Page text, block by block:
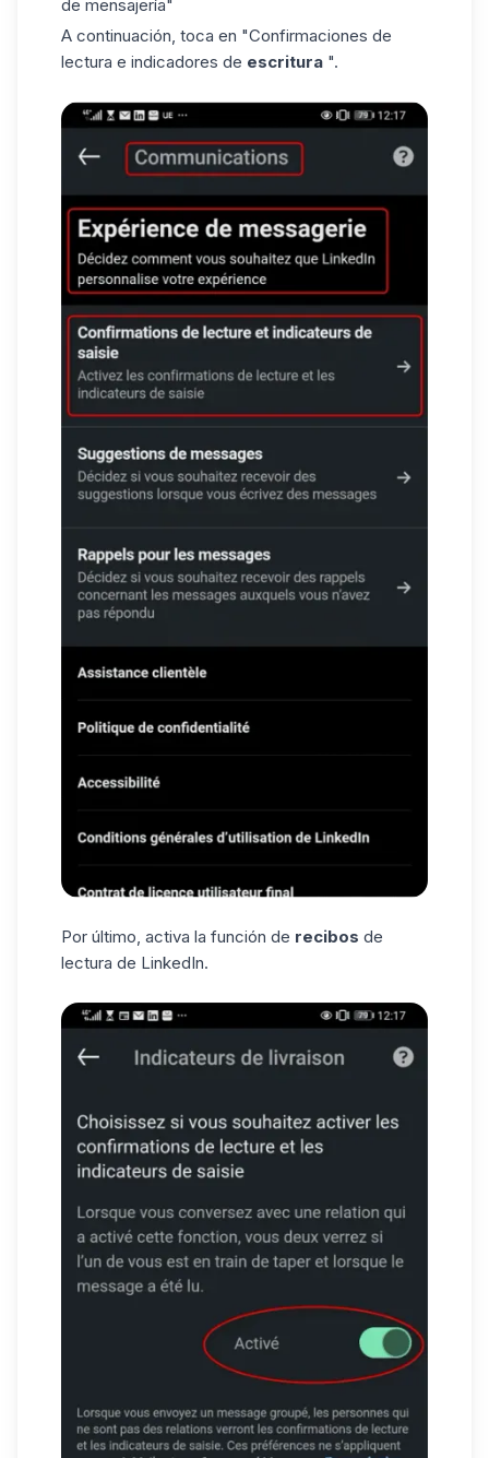
de mensajería"
A continuación, toca en "Confirmaciones de
lectura e indicadores de escritura ".
Por último, activa la función de recibos de
lectura de LinkedIn.